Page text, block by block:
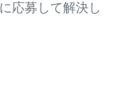
応募して解決し